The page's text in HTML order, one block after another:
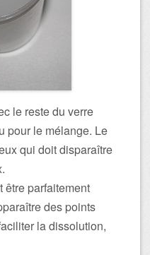
le reste du verre
pour le mélange. Le
qui doit disparaître
être parfaitement
des points
la dissolution,